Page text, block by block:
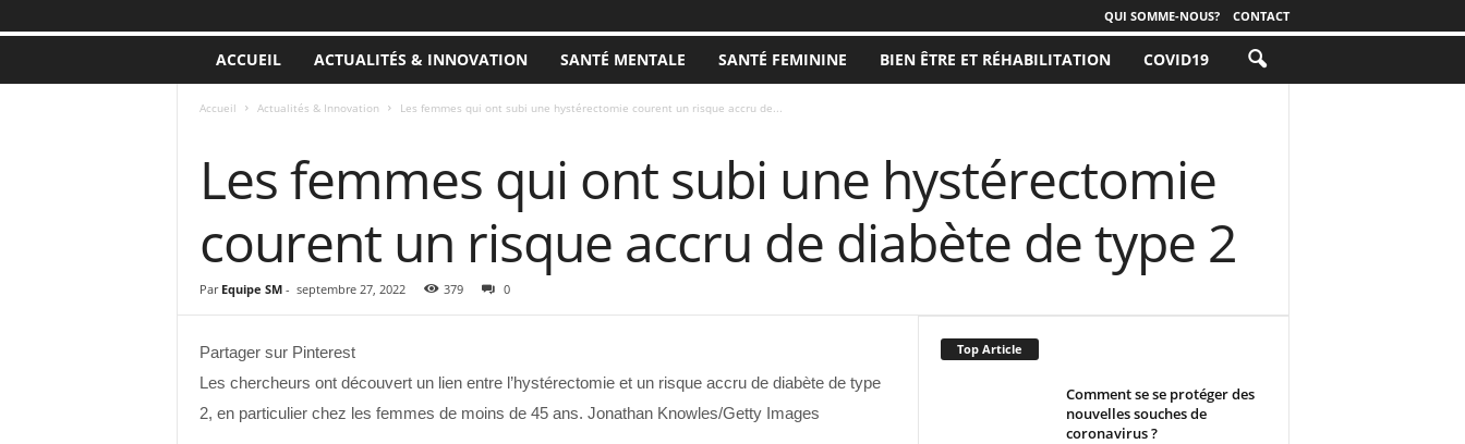
QUI SOMME-NOUS? CONTACT
ACCUEIL ACTUALITÉS & INNOVATION SANTÉ MENTALE SANTÉ FEMININE BIEN ÊTRE ET RÉHABILITATION COVID19
Accueil Actualités & Innovation Les femmes qui ont subi une hystérectomie courent un risque accru de...
Les femmes qui ont subi une hystérectomie
courent un risque accru de diabète de type 2
Par Equipe SM- septembre 27, 2022 379 0
Partager sur Pinterest
Les chercheurs ont découvert un lien entre l’hystérectomie et un risque accru de diabète de type
2, en particulier chez les femmes de moins de 45 ans. Jonathan Knowles/Getty Images
Top Article
Comment se se protéger des
nouvelles souches de
coronavirus ?